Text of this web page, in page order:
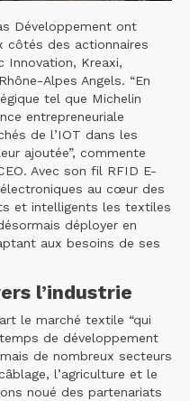
Développement ont
côtés des actionnaires
Innovation, Kreaxi,
Alpes Angels. “En
tel que Michelin
entrepreneuriale
de l’IOT dans les
ajoutée”, commente
Avec son fil RFID E-
au cœur des
et intelligents les textiles
déployer en
aux besoins de ses
l’industrie
le marché textile “qui
de développement
de nombreux secteurs
l’agriculture et le
noué des partenariats